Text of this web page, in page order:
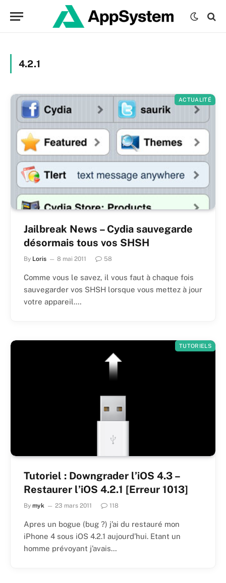
4.2.1
ACTUALITÉ
Jailbreak News – Cydia sauvegarde
désormais tous vos SHSH
By Loris 8 mai 2011 58
Comme vous le savez, il vous faut à chaque fois
sauvegarder vos SHSH lorsque vous mettez à jour
votre appareil.…
TUTORIELS
Tutoriel : Downgrader l’iOS 4.3 –
Restaurer l’iOS 4.2.1 [Erreur 1013]
By myk 23 mars 2011 118
Apres un bogue (bug ?) j’ai du restauré mon
iPhone 4 sous iOS 4.2.1 aujourd’hui. Etant un
homme prévoyant j’avais…